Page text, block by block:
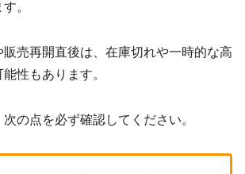
。
販売再開直後は、在庫切れや一時的な高
性もあります。
の点を必ず確認してください。